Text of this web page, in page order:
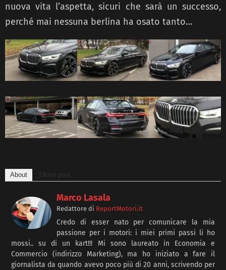
nuova vita l’aspetta, sicuri che sarà un successo,
perché mai nessuna berlina ha osato tanto…
About Ultimi post
Marco Lasala
Redattore di ReportMotori.it
Credo di esser nato per comunicare la mia
passione per i motori: i miei primi passi li ho
mossi.. su di un kart!!! Mi sono laureato in Economia e
Commercio (indirizzo Marketing), ma ho iniziato a fare il
giornalista da quando avevo poco più di 20 anni, scrivendo per